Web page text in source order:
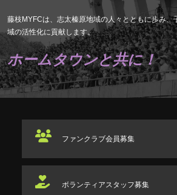
藤枝MYFCは、志太榛原地域の人々とともに歩み、
域の活性化に貢献します。
ホームタウンと共に！
ファンクラブ会員募集
ボランティアスタッフ募集